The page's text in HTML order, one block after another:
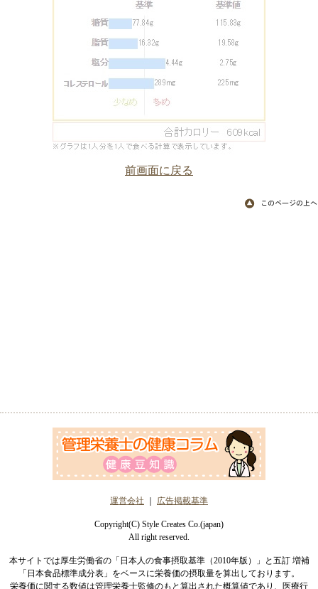
前画面に戻る
運営会社 広告掲載基準
Copyright(C) Style Creates Co.(japan)
All right reserved.
本サイトでは厚生労働省の「日本人の食事摂取基準（2010年版）」と五訂 増補
「日本食品標準成分表」をベースに栄養価の摂取量を算出しております。
栄養価に関する数値は管理栄養士監修のもと算出された概算値であり、医療行